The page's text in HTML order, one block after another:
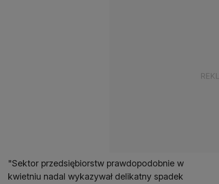
"Sektor przedsiębiorstw prawdopodobnie w
kwietniu nadal wykazywał delikatny spadek